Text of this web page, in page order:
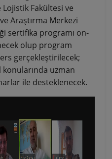
Fakültesi ve
Araştırma Merkezi
sertifika programı on-
olup program
gerçekleştirilecek;
uzman
ile desteklenecek.